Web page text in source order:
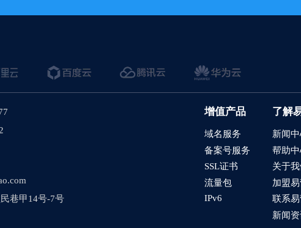
搜索结果页如何展示搜索词
网站需求表和服务进度管理
多语言网站如何在CMS后台查看询盘
图片在线编辑
巷甲14号-7号
增值产品
域名服务
备案号服务
SSL证书
流量包
IPv6
了解
新闻
帮助
关于
加盟
联系
新闻